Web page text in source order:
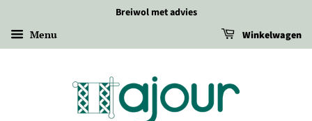
Breiwol met advies
Menu Winkelwagen